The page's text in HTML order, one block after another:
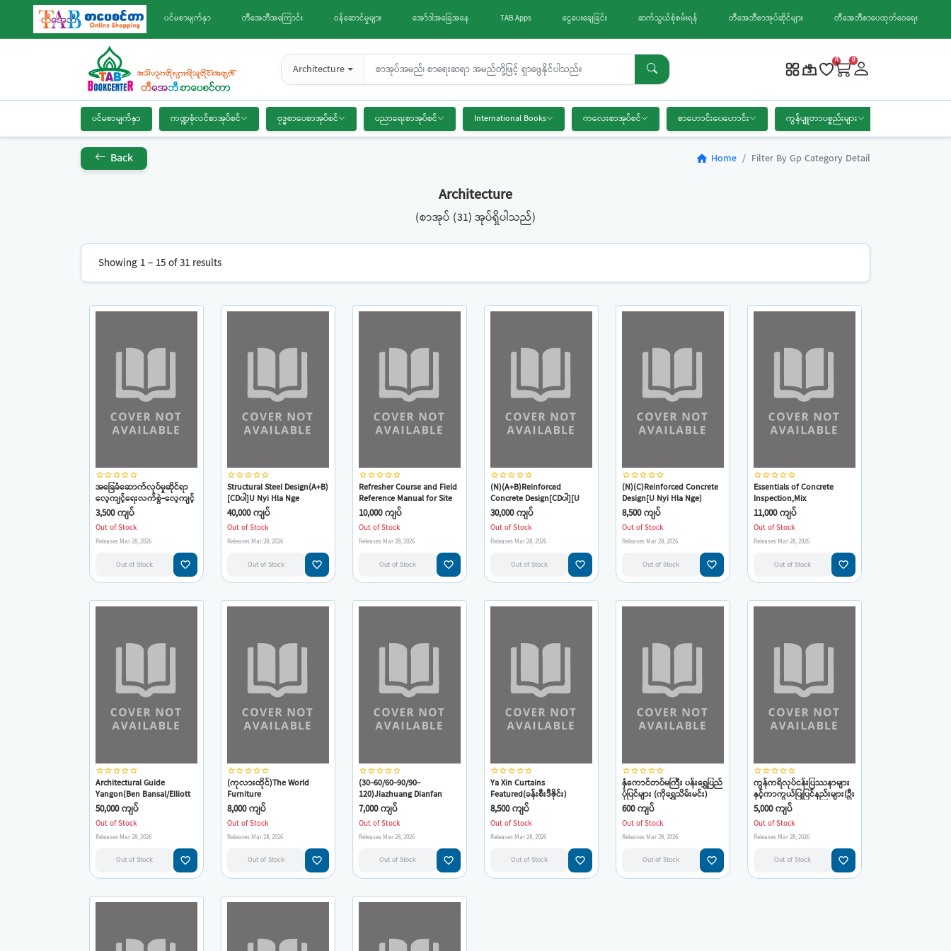
ပင်မစာမျက်နှာ တီအေဘီအကြောင်း ဝန်ဆောင်မှုများ အော်ဒါအခြေအနေ TAB Apps ငွေပေးချေခြင်း ဆက်သွယ်စုံစမ်းရန် တီအေဘီစာအုပ်ဆိုင်များ တီအေဘီစာပေထုတ်ဝေရေး
Architecture
0 0
ပင်မစာမျက်နှာ ကဏ္ဍစုံလင်စာအုပ်စင် ဗုဒ္ဓစာပေစာအုပ်စင် ပညာရေးစာအုပ်စင် International Books ကလေးစာအုပ်စင် စာဟောင်းပေဟောင်း ကွန်ပျူတာပစ္စည်းများ
Back home Home Filter By Gp Category Detail
Architecture
(စာအုပ် (31) အုပ်ရှိပါသည်)
Showing 1 – 15 of 31 results
star_borderstar_borderstar_borderstar_borderstar_border
အခြေခံဆောက်လုပ်မှုဆိုင်ရာ
လေ့ကျင့်ရေးလက်စွဲ-လေ့ကျင့်
သင်ကြားပေးသူများ
အတွက်(ကျော်ဇင်ဟိန်း)
3,500 ကျပ်
Out of Stock
Releases Mar 28, 2026
Out of Stock favorite_border
star_borderstar_borderstar_borderstar_borderstar_border
Structural Steel Design(A+B)
[CDပါ]U Nyi Hla Nge
40,000 ကျပ်
Out of Stock
Releases Mar 28, 2026
Out of Stock favorite_border
star_borderstar_borderstar_borderstar_borderstar_border
Refresher Course and Field
Reference Manual for Site
Engineers & Inspectors(U
Nyi Hla Nge)
10,000 ကျပ်
Out of Stock
Releases Mar 28, 2026
Out of Stock favorite_border
star_borderstar_borderstar_borderstar_borderstar_border
(N)(A+B)Reinforced
Concrete Design[CDပါ][U
Nyi Hla Nge)
30,000 ကျပ်
Out of Stock
Releases Mar 28, 2026
Out of Stock favorite_border
star_borderstar_borderstar_borderstar_borderstar_border
(N)(C)Reinforced Concrete
Design[U Nyi Hla Nge)
8,500 ကျပ်
Out of Stock
Releases Mar 28, 2026
Out of Stock favorite_border
star_borderstar_borderstar_borderstar_borderstar_border
Essentials of Concrete
Inspection,Mix
Designs,Quality Control[U
Nyi Hla Nge]
11,000 ကျပ်
Out of Stock
Releases Mar 28, 2026
Out of Stock favorite_border
star_borderstar_borderstar_borderstar_borderstar_border
Architectural Guide
Yangon(Ben Bansal/Elliott
Fox/Manuel Oka)
50,000 ကျပ်
Out of Stock
Releases Mar 28, 2026
Out of Stock favorite_border
star_borderstar_borderstar_borderstar_borderstar_border
(ကုလားထိုင်)The World
Furniture
8,000 ကျပ်
Out of Stock
Releases Mar 28, 2026
Out of Stock favorite_border
star_borderstar_borderstar_borderstar_borderstar_border
(30-60/60-90/90-
120)Jiazhuang Dianfan
7,000 ကျပ်
Out of Stock
Releases Mar 28, 2026
Out of Stock favorite_border
star_borderstar_borderstar_borderstar_borderstar_border
Ya Xin Curtains
Featured(ခန်းစီးဒီဇိုင်း)
8,500 ကျပ်
Out of Stock
Releases Mar 28, 2026
Out of Stock favorite_border
star_borderstar_borderstar_borderstar_borderstar_border
နှံကောင်တပ်မကြီး ပန်းရွှေပြည်
ပုံပြင်များ (ကိုရွှေသိမ်းမင်း)
600 ကျပ်
Out of Stock
Releases Mar 28, 2026
Out of Stock favorite_border
star_borderstar_borderstar_borderstar_borderstar_border
ကွန်ကရိလုပ်ငန်းပြဿနာများ
နှင့်ကာကွယ်ပြုပြင်နည်းများ(ဦး
စန်းနွယ်)
5,000 ကျပ်
Out of Stock
Releases Mar 28, 2026
Out of Stock favorite_border